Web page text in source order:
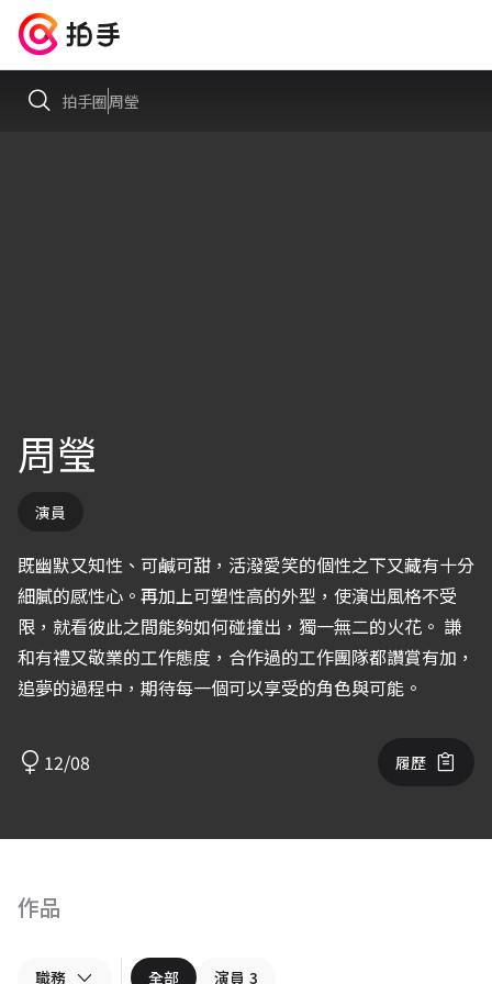
拍手圈周瑩
周瑩
演員
既幽默又知性、可鹹可甜，活潑愛笑的個性之下又藏有十分
細膩的感性心。再加上可塑性高的外型，使演出風格不受
限，就看彼此之間能夠如何碰撞出，獨一無二的火花。 謙
和有禮又敬業的工作態度，合作過的工作團隊都讚賞有加，
追夢的過程中，期待每一個可以享受的角色與可能。
12/08 履歷
作品
職務 全部 演員 3